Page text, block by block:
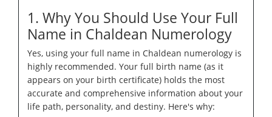
1. Why You Should Use Your Full
Name in Chaldean Numerology
Yes, using your full name in Chaldean numerology is
highly recommended. Your full birth name (as it
appears on your birth certificate) holds the most
accurate and comprehensive information about your
life path, personality, and destiny. Here's why: